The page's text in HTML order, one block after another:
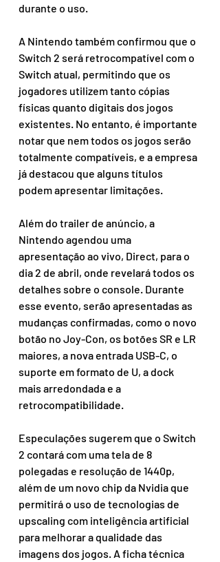
durante o uso.
A Nintendo também confirmou que o
Switch 2 será retrocompatível com o
Switch atual, permitindo que os
jogadores utilizem tanto cópias
físicas quanto digitais dos jogos
existentes. No entanto, é importante
notar que nem todos os jogos serão
totalmente compatíveis, e a empresa
já destacou que alguns títulos
podem apresentar limitações.
Além do trailer de anúncio, a
Nintendo agendou uma
apresentação ao vivo, Direct, para o
dia 2 de abril, onde revelará todos os
detalhes sobre o console. Durante
esse evento, serão apresentadas as
mudanças confirmadas, como o novo
botão no Joy-Con, os botões SR e LR
maiores, a nova entrada USB-C, o
suporte em formato de U, a dock
mais arredondada e a
retrocompatibilidade.
Especulações sugerem que o Switch
2 contará com uma tela de 8
polegadas e resolução de 1440p,
além de um novo chip da Nvidia que
permitirá o uso de tecnologias de
upscaling com inteligência artificial
para melhorar a qualidade das
imagens dos jogos. A ficha técnica